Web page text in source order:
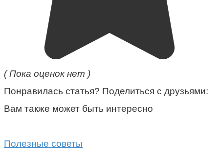
( Пока оценок нет )
Понравилась статья? Поделиться с друзьями:
Вам также может быть интересно
Полезные советы